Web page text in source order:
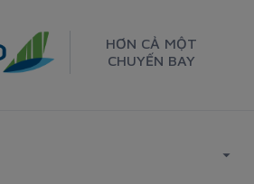
HƠN CẢ MỘT
CHUYẾN BAY